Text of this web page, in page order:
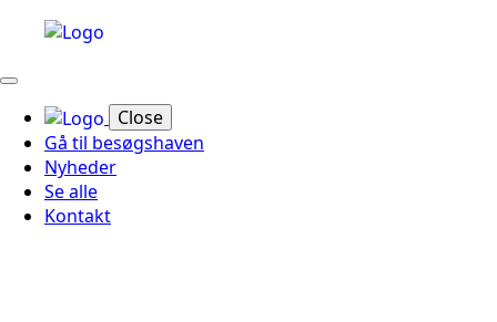
Close
Gå til besøgshaven
Nyheder
Se alle
Kontakt